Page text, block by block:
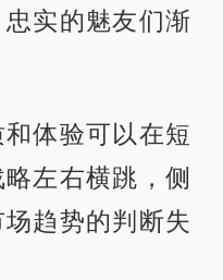
实的魅友们渐
体验可以在短
左右横跳，侧
趋势的判断失